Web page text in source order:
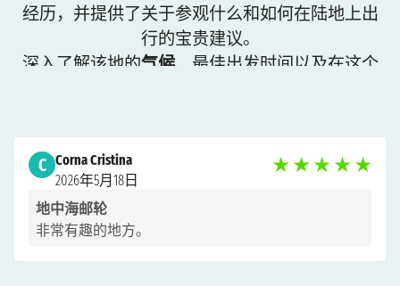
经历，并提供了关于参观什么和如何在陆地上出
行的宝贵建议。
深入了解该地的气候、最佳出发时间以及在这个
评价以规划适合您的假期，并准备好迎接一次非
C Corna Cristina
2026年5月18日
★ ★ ★ ★ ★
地中海邮轮
非常有趣的地方。